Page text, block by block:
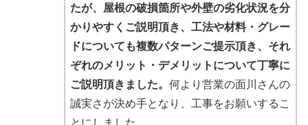
たが、屋根の破損箇所や外壁の劣化状況を分
かりやすくご説明頂き、工法や材料・グレー
ドについても複数パターンご提示頂き、それ
ぞれのメリット・デメリットについて丁寧に
ご説明頂きました。 何より営業の面川さんの
誠実さが決め手となり、工事をお願いするこ